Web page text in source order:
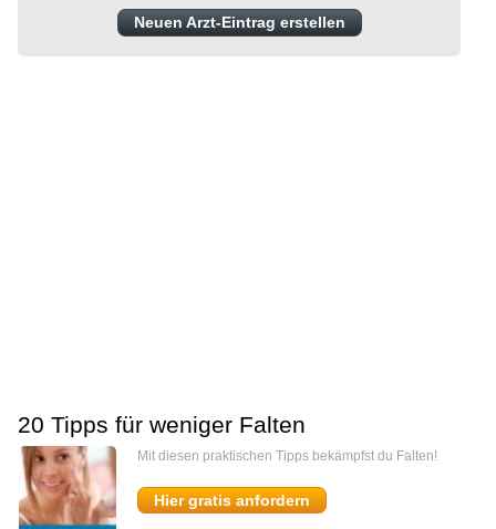
Neuen Arzt-Eintrag erstellen
20 Tipps für weniger Falten
Mit diesen praktischen Tipps bekämpfst du Falten!
Hier gratis anfordern